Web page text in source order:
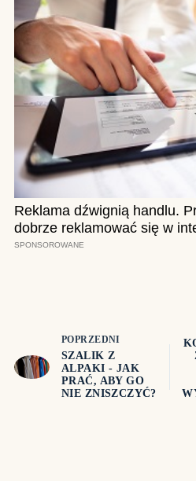
POPRZEDNI
SZALIK Z
ALPAKI - JAK
PRAĆ, ABY GO
NIE ZNISZCZYĆ?